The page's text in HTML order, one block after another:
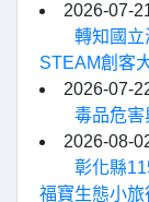
2026-07-
轉知國
STEAM創客
2026-07-
毒品危害
2026-08-
彰化縣
福寶生態小旅